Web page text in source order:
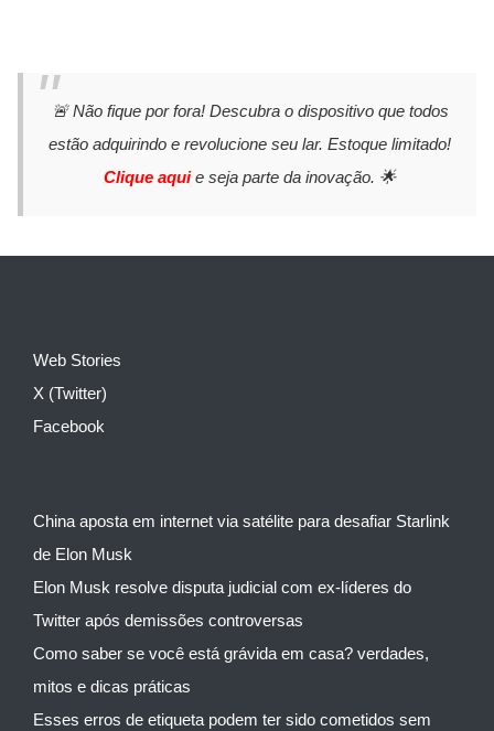
🚨 Não fique por fora! Descubra o dispositivo que todos
estão adquirindo e revolucione seu lar. Estoque limitado!
Clique aquie seja parte da inovação. 🌟
Web Stories
X (Twitter)
Facebook
China aposta em internet via satélite para desafiar Starlink
de Elon Musk
Elon Musk resolve disputa judicial com ex-líderes do
Twitter após demissões controversas
Como saber se você está grávida em casa? verdades,
mitos e dicas práticas
Esses erros de etiqueta podem ter sido cometidos sem